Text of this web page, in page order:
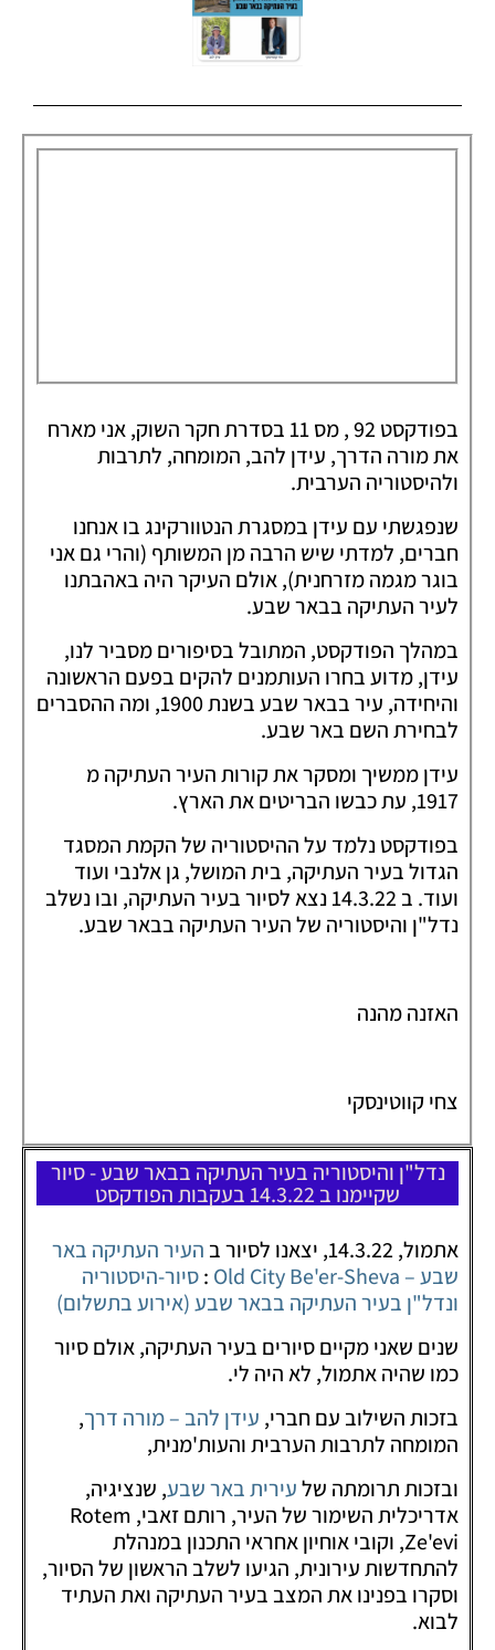
בפודקסט 92 , מס 11 בסדרת חקר השוק, אני מארח
את מורה הדרך, עידן להב, המומחה, לתרבות
ולהיסטוריה הערבית.
שנפגשתי עם עידן במסגרת הנטוורקינג בו אנחנו
חברים, למדתי שיש הרבה מן המשותף (והרי גם אני
בוגר מגמה מזרחנית), אולם העיקר היה באהבתנו
לעיר העתיקה בבאר שבע.
במהלך הפודקסט, המתובל בסיפורים מסביר לנו,
עידן, מדוע בחרו העותמנים להקים בפעם הראשונה
והיחידה, עיר בבאר שבע בשנת 1900, ומה ההסברים
לבחירת השם באר שבע.
עידן ממשיך ומסקר את קורות העיר העתיקה מ
1917, עת כבשו הבריטים את הארץ.
בפודקסט נלמד על ההיסטוריה של הקמת המסגד
הגדול בעיר העתיקה, בית המושל, גן אלנבי ועוד
ועוד. ב 14.3.22 נצא לסיור בעיר העתיקה, ובו נשלב
נדל"ן והיסטוריה של העיר העתיקה בבאר שבע.
האזנה מהנה
צחי קווטינסקי
נדל"ן והיסטוריה בעיר העתיקה בבאר שבע - סיור
שקיימנו ב 14.3.22 בעקבות הפודקסט
אתמול, 14.3.22, יצאנו לסיור ב
העיר העתיקה באר
שבע – Old City Be'er-Sheva
:סיור-היסטוריה
ונדל"ן בעיר העתיקה בבאר שבע (אירוע בתשלום)
שנים שאני מקיים סיורים בעיר העתיקה, אולם סיור
כמו שהיה אתמול, לא היה לי.
בזכות השילוב עם חברי, עידן להב – מורה דרך,
המומחה לתרבות הערבית והעות'מנית,
ובזכות תרומתה שלעירית באר שבע, שנציגיה,
אדריכלית השימור של העיר, רותם זאבי, Rotem
Ze'evi, וקובי אוחיון אחראי התכנון במנהלת
להתחדשות עירונית, הגיעו לשלב הראשון של הסיור,
וסקרו בפנינו את המצב בעיר העתיקה ואת העתיד
לבוא.